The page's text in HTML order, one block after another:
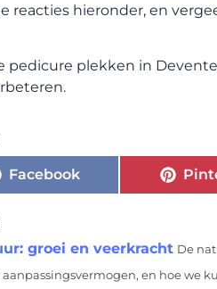
reacties hieronder, en
pedicure plekken in
Facebook
groei en veerkracht De
en hoe we